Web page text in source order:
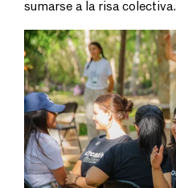
sumarse a la risa colectiva.